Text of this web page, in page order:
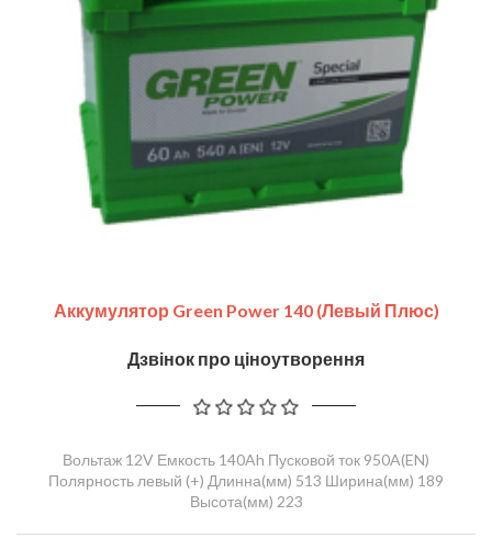
Аккумулятор Green Power 140 (левый Плюс)
Дзвінок про ціноутворення
Вольтаж 12V Емкость 140Ah Пусковой ток 950A(EN)
Полярность левый (+) Длинна(мм) 513 Ширина(мм) 189
Высота(мм) 223